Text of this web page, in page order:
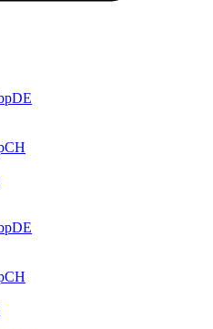
DE
CH
DE
CH